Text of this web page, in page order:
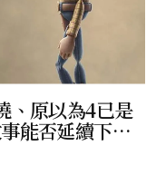
、原以為4已是
能否延續下